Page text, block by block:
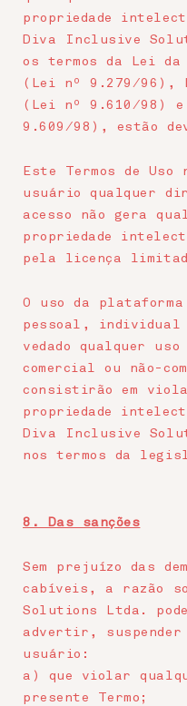
propriedade
Diva Inclusive
os termos da Lei
(Lei nº 9.279/96),
(Lei nº 9.610/98)
9.609/98), estão
Este Termos de
usuário qualquer
acesso não gera
propriedade
pela licença
O uso da
pessoal,
vedado qualquer
comercial ou não-
consistirão em
propriedade
Diva Inclusive
nos termos da
8. Das sanções
Sem prejuízo das
cabíveis, a razão
Solutions Ltda.
advertir,
usuário:
a) que violar
presente Termo;